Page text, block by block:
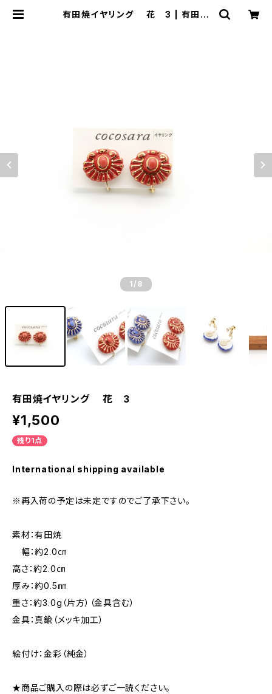
有田焼イヤリング 花 3 | 有田焼
1 /8
有田焼イヤリング 花 3
¥1,500
残り1点
International shipping available
※再入荷の予定は未定ですのでご了承下さい。
素材：有田焼
幅：約2.0㎝
高さ：約2.0㎝
厚み：約0.5㎜
重さ：約3.0g（片方）（金具含む）
金具：真鍮（メッキ加工）
絵付け：金彩（純金）
★商品ご購入の際は必ずご一読ください。